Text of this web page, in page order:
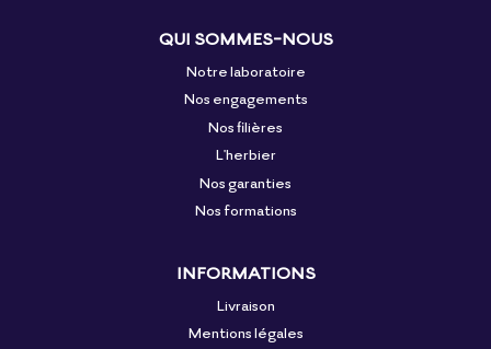
QUI SOMMES-NOUS
Notre laboratoire
Nos engagements
Nos filières
L'herbier
Nos garanties
Nos formations
INFORMATIONS
Livraison
Mentions légales